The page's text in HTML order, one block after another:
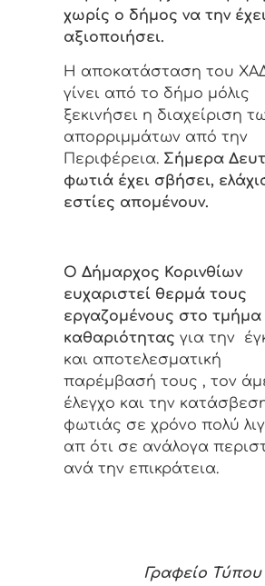
χωρίς ο δήμος να την
αξιοποιήσει.
Η αποκατάσταση του
γίνει από το δήμο μόλις
ξεκινήσει η διαχείριση
απορριμμάτων από την
Περιφέρεια. Σήμερα
φωτιά έχει σβήσει,
εστίες απομένουν.
Ο Δήμαρχος Κορινθίων
ευχαριστεί θερμά τους
εργαζομένους στο τμήμα
καθαριότητας για την
και αποτελεσματική
παρέμβασή τους , τον
έλεγχο και την
φωτιάς σε χρόνο πολύ
απ ότι σε ανάλογα
ανά την επικράτεια.
Γραφείο